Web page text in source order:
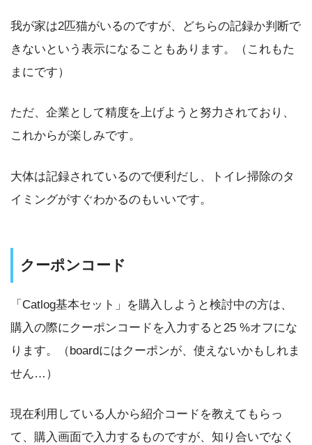
我が家は2匹猫がいるのですが、どちらの記録か判断で
きないという表示になることもあります。（これもた
まにです）
ただ、企業として精度を上げようと努力されており、
これからが楽しみです。
大体は記録されているので便利だし、トイレ掃除のタ
イミングがすぐわかるのもいいです。
クーポンコード
「Catlog基本セット」を購入しようと検討中の方は、
購入の際にクーポンコードを入力すると25 %オフにな
ります。（boardにはクーポンが、使えないかもしれま
せん…）
現在利用している人から紹介コードを教えてもらっ
て、購入画面で入力するものですが、知り合いでなく